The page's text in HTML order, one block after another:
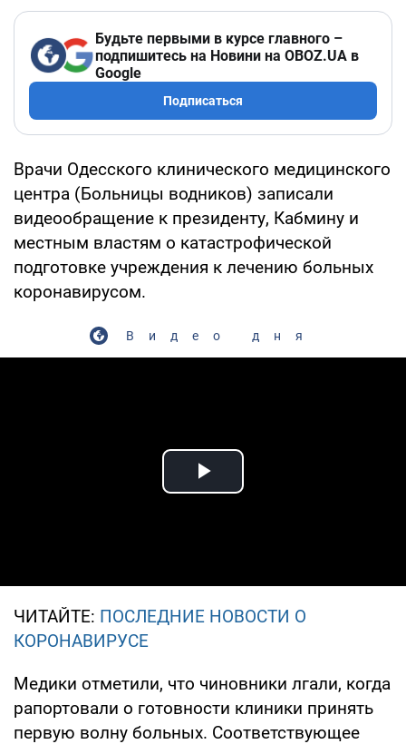
Будьте первыми в курсе главного –
подпишитесь на Новини на OBOZ.UA в
Google
Подписаться
Врачи Одесского клинического медицинского
центра (Больницы водников) записали
видеообращение к президенту, Кабмину и
местным властям о катастрофической
подготовке учреждения к лечению больных
коронавирусом.
Видео дня
Play Video
ЧИТАЙТЕ: ПОСЛЕДНИЕ НОВОСТИ О
КОРОНАВИРУСЕ
Медики отметили, что чиновники лгали, когда
рапортовали о готовности клиники принять
первую волну больных. Соответствующее